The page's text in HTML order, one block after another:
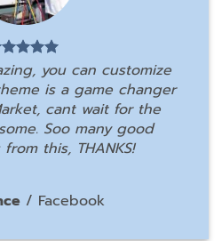
you can customize
theme is a game changer
cant wait for the
Soo many good
this, THANKS!
/ Facebook